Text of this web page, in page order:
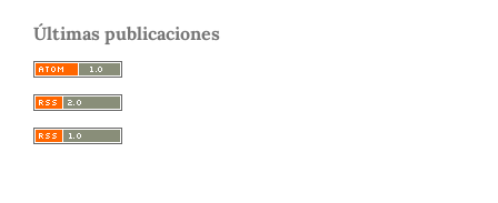
Últimas publicaciones